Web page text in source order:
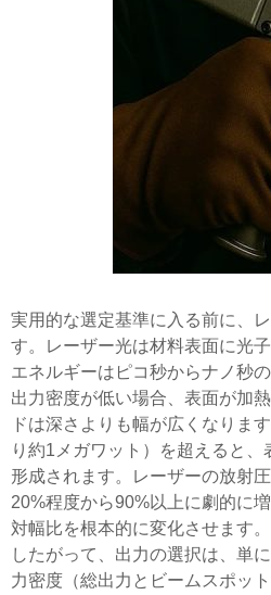
実用的な選定基準に入る前に、
す。レーザー光は材料表面に光
エネルギーはピコ秒からナノ秒
出力密度が低い場合、表面が加
ドは深さよりも幅が広くなりま
り約1メガワット）を超えると
形成されます。レーザーの放射
20%程度から90%以上に劇的に
対幅比を根本的に変化させます
したがって、出力の選択は、単
力密度（総出力とビームスポッ